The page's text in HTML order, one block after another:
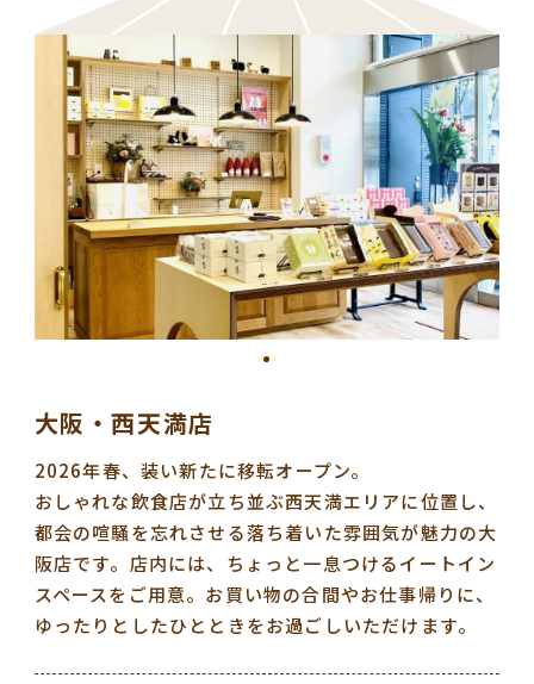
大阪・西天満店
2026年春、装い新たに移転オープン。
おしゃれな飲食店が立ち並ぶ西天満エリアに位置し、
都会の喧騒を忘れさせる落ち着いた雰囲気が魅力の大
阪店です。店内には、ちょっと一息つけるイートイン
スペースをご用意。お買い物の合間やお仕事帰りに、
ゆったりとしたひとときをお過ごしいただけます。